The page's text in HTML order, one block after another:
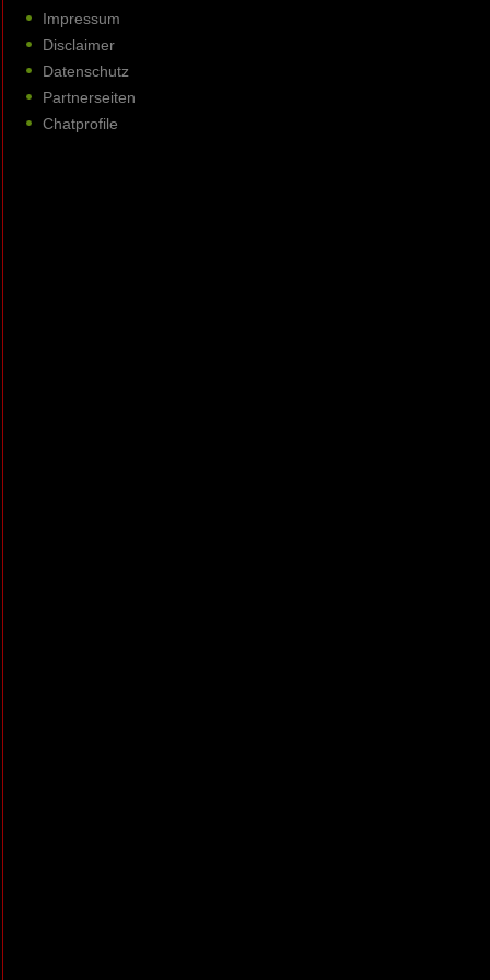
Impressum
Disclaimer
Datenschutz
Partnerseiten
Chatprofile